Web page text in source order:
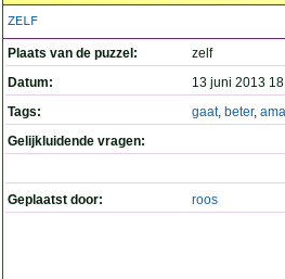
ZELF
Plaats van de puzzel:
zelf
Datum:
13 juni 2013
Tags:
gaat, beter,
Gelijkluidende vragen:
Geplaatst door: roos